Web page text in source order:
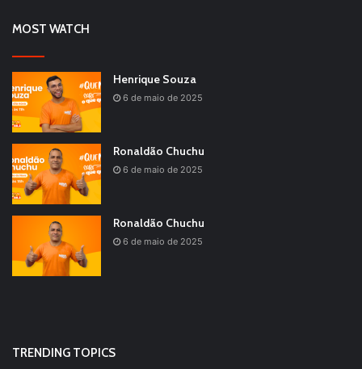
MOST WATCH
Henrique Souza
6 de maio de 2025
Ronaldão Chuchu
6 de maio de 2025
Ronaldão Chuchu
6 de maio de 2025
TRENDING TOPICS